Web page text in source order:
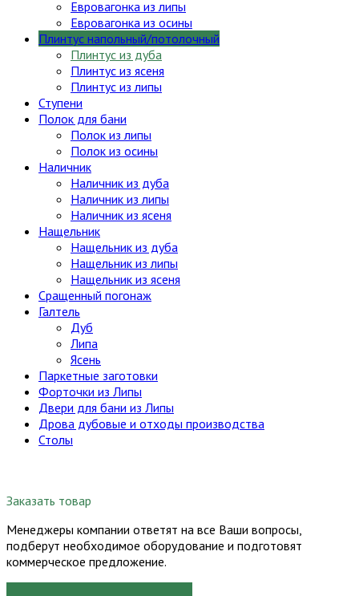
Евровагонка из липы
Евровагонка из осины
Плинтус напольный/потолочный
Плинтус из дуба
Плинтус из ясеня
Плинтус из липы
Ступени
Полок для бани
Полок из липы
Полок из осины
Наличник
Наличник из дуба
Наличник из липы
Наличник из ясеня
Нащельник
Нащельник из дуба
Нащельник из липы
Нащельник из ясеня
Сращенный погонаж
Галтель
Дуб
Липа
Ясень
Паркетные заготовки
Форточки из Липы
Двери для бани из Липы
Дрова дубовые и отходы производства
Столы
Заказать товар
Менеджеры компании ответят на все Ваши вопросы,
подберут необходимое оборудование и подготовят
коммерческое предложение.